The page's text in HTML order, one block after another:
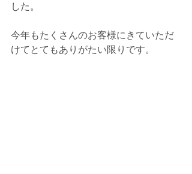
した。
今年もたくさんのお客様にきていただ
けてとてもありがたい限りです。